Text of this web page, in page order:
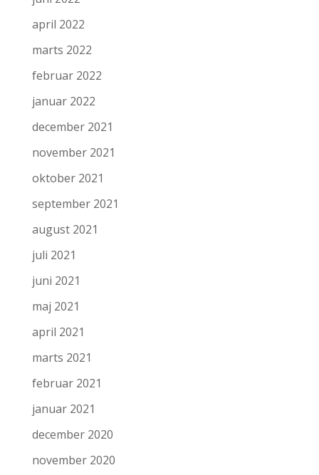
april 2022
marts 2022
februar 2022
januar 2022
december 2021
november 2021
oktober 2021
september 2021
august 2021
juli 2021
juni 2021
maj 2021
april 2021
marts 2021
februar 2021
januar 2021
december 2020
november 2020